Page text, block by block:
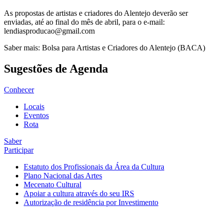
As propostas de artistas e criadores do Alentejo deverão ser
enviadas, até ao final do mês de abril, para o e-mail:
lendiasproducao@gmail.com
Saber mais: Bolsa para Artistas e Criadores do Alentejo (BACA)
Sugestões de Agenda
Conhecer
Locais
Eventos
Rota
Saber
Participar
Estatuto dos Profissionais da Área da Cultura
Plano Nacional das Artes
Mecenato Cultural
Apoiar a cultura através do seu IRS
Autorização de residência por Investimento